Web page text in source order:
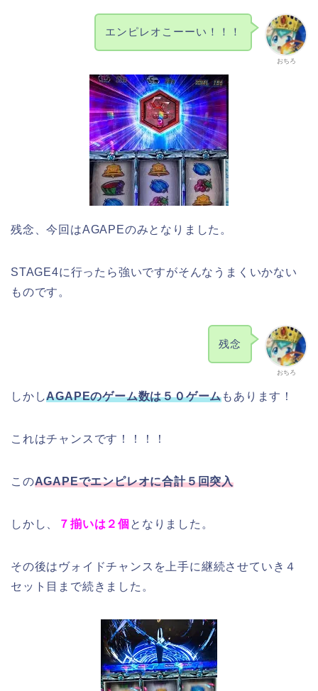
おちろ
エンピレオこーーい！！！
残念、今回はAGAPEのみとなりました。
STAGE4に行ったら強いですがそんなうまくいかない
ものです。
おちろ
残念
しかしAGAPEのゲーム数は５０ゲームもあります！
これはチャンスです！！！！
このAGAPEでエンピレオに合計５回突入
しかし、 ７揃いは２個 となりました。
その後はヴォイドチャンスを上手に継続させていき４
セット目まで続きました。